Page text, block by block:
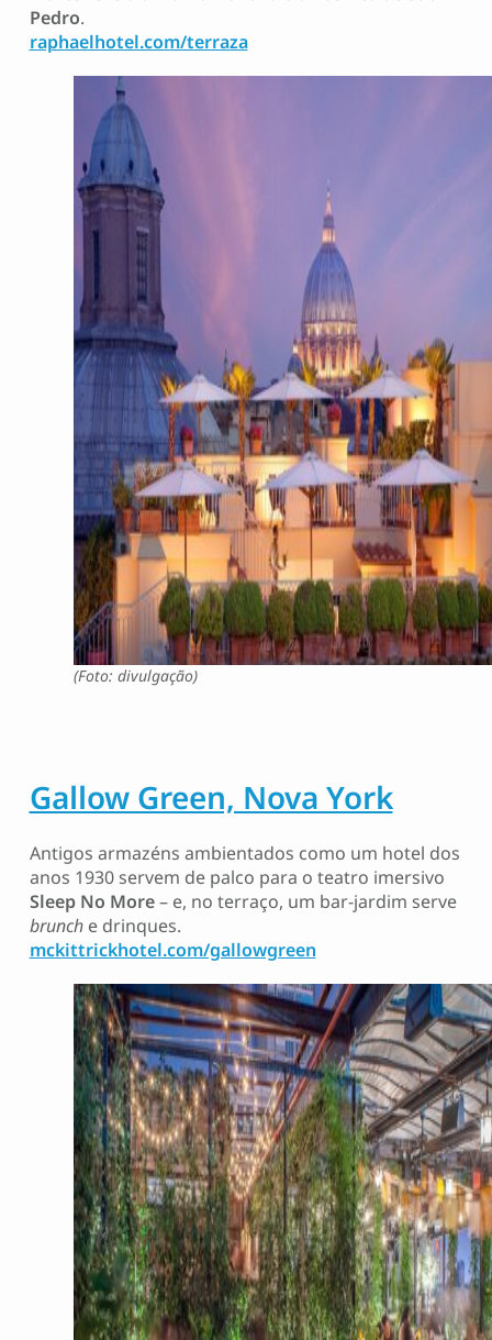
Pedro.
raphaelhotel.com/terraza
(Foto: divulgação)
Gallow Green, Nova York
Antigos armazéns ambientados como um hotel dos
anos 1930 servem de palco para o teatro imersivo
Sleep No More– e, no terraço, um bar-jardim serve
brunche drinques.
mckittrickhotel.com/gallowgreen